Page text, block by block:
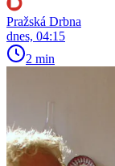
Pražská Drbna
dnes, 04:15
2 min